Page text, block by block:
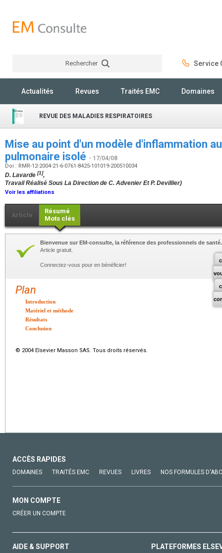
Rechercher Service
Actualités Revues Traités EMC Domaines
REVUE DES MALADIES RESPIRATOIRES
Mise au point d'un modèle d'inflammation
pulmonaire isolé - 17/04/08
Doi : RMR-12-2004-21-6-0761-8425-101019-200510034
D. Lavarde [1],
Travail Réalisé Sous La Direction de C. Advenier Et P. Devillier)
Voir les affiliations
Article
Résumé
Mots clés
Bienvenue sur EM-consulte, la référence des professionnels de santé.
Article gratuit.
Connectez-vous pour en bénéficier!
Plan
Introduction
Matériel et méthode
Résultats
Conclusion
© 2004 Elsevier Masson SAS. Tous droits réservés.
ACCÈS RAPIDES
DOMAINES TRAITÉS EMC REVUES LIVRES NOS FORMULES
MON COMPTE
CRÉER UN COMPTE
AIDE & SUPPORT PLATEFORMES